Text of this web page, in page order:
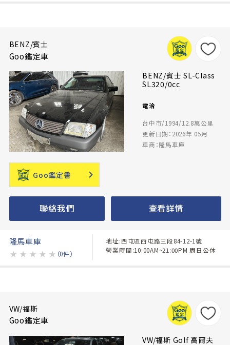
BENZ/賓士
Goo鑑定車
BENZ/賓士 SL-Class
SL320/0cc
電洽
台中市/1994/12.8萬公里
更新日期：2026年 05月
車商：隆馬車庫
Goo鑑定書
聯絡我們 查看詳情
隆馬車庫
★ ★ ★ ★ ★ （0件）
地址:西屯區西屯路三段84-12-1號
營業時間:10:00AM~21:00PM 周日公休
VW/福斯
Goo鑑定車
VW/福斯 Golf 高爾夫